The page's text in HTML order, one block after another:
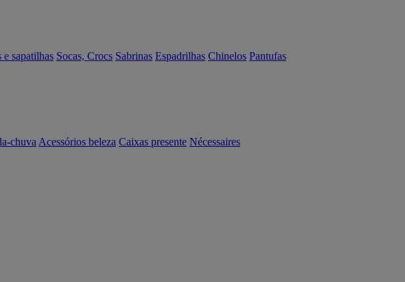
e sapatilhas Socas, Crocs Sabrinas Espadrilhas Chinelos Pantufas
chuva Acessórios beleza Caixas presente Nécessaires